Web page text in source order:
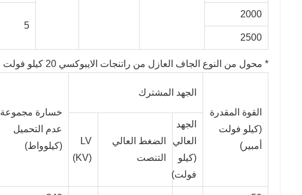
2000
5
2500
* محول من النوع الجاف العازل من راتنجات الايبوكسي 20 كيلو فولت
القوة المقدرة
(كيلو فولت
أمبير)
الجهد المشترك
خسارة مجموعة
عدم التحميل
(كيلوواط)
الجهد
العالي
(كيلو
فولت)
الضغط العالي
التنصت
LV
(KV)